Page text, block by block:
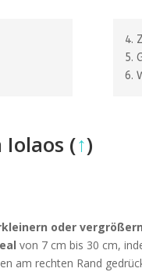
4.
5.
6.
(↑)
oder
von 7 cm bis 30 cm,
am rechten Rand